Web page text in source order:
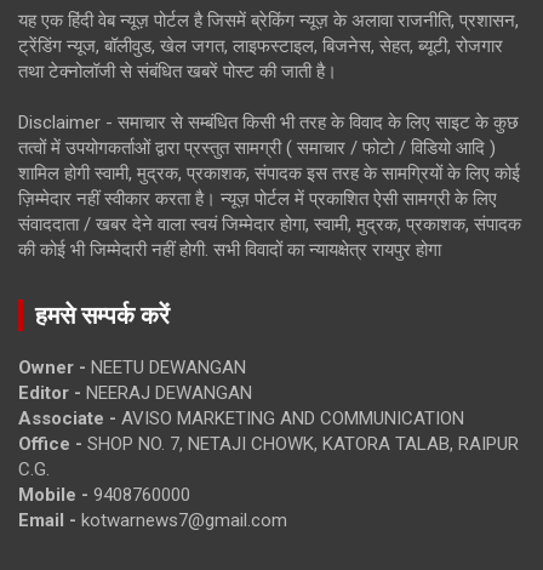
यह एक हिंदी वेब न्यूज़ पोर्टल है जिसमें ब्रेकिंग न्यूज़ के अलावा राजनीति, प्रशासन,
ट्रेंडिंग न्यूज, बॉलीवुड, खेल जगत, लाइफस्टाइल, बिजनेस, सेहत, ब्यूटी, रोजगार
तथा टेक्नोलॉजी से संबंधित खबरें पोस्ट की जाती है।
Disclaimer - समाचार से सम्बंधित किसी भी तरह के विवाद के लिए साइट के कुछ
तत्वों में उपयोगकर्ताओं द्वारा प्रस्तुत सामग्री ( समाचार / फोटो / विडियो आदि )
शामिल होगी स्वामी, मुद्रक, प्रकाशक, संपादक इस तरह के सामग्रियों के लिए कोई
ज़िम्मेदार नहीं स्वीकार करता है। न्यूज़ पोर्टल में प्रकाशित ऐसी सामग्री के लिए
संवाददाता / खबर देने वाला स्वयं जिम्मेदार होगा, स्वामी, मुद्रक, प्रकाशक, संपादक
की कोई भी जिम्मेदारी नहीं होगी. सभी विवादों का न्यायक्षेत्र रायपुर होगा
हमसे सम्पर्क करें
Owner - NEETU DEWANGAN
Editor - NEERAJ DEWANGAN
Associate - AVISO MARKETING AND COMMUNICATION
Office - SHOP NO. 7, NETAJI CHOWK, KATORA TALAB, RAIPUR
C.G.
Mobile - 9408760000
Email - kotwarnews7@gmail.com